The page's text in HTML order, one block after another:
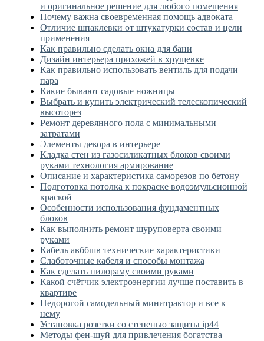
и оригинальное решение для любого помещения
Почему важна своевременная помощь адвоката
Отличие шпаклевки от штукатурки состав и цели
применения
Как правильно сделать окна для бани
Дизайн интерьера прихожей в хрущевке
Как правильно использовать вентиль для подачи
пара
Какие бывают садовые ножницы
Выбрать и купить электрический телескопический
высоторез
Ремонт деревянного пола с минимальными
затратами
Элементы декора в интерьере
Кладка стен из газосиликатных блоков своими
руками технология армирование
Описание и характеристика саморезов по бетону
Подготовка потолка к покраске водоэмульсионной
краской
Особенности использования фундаментных
блоков
Как выполнить ремонт шуруповерта своими
руками
Кабель авббшв технические характеристики
Слаботочные кабеля и способы монтажа
Как сделать пилораму своими руками
Какой счётчик электроэнергии лучше поставить в
квартире
Недорогой самодельный минитрактор и все к
нему
Установка розетки со степенью защиты ip44
Методы фен-шуй для привлечения богатства